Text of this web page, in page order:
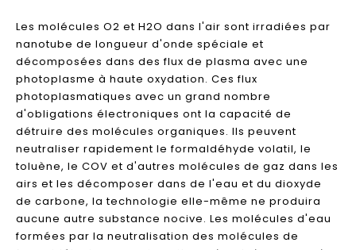
Les molécules O2 et H2O dans l'air sont irradiées par
nanotube de longueur d'onde spéciale et
décomposées dans des flux de plasma avec une
photoplasme à haute oxydation. Ces flux
photoplasmatiques avec un grand nombre
d'obligations électroniques ont la capacité de
détruire des molécules organiques. Ils peuvent
neutraliser rapidement le formaldéhyde volatil, le
toluène, le COV et d'autres molécules de gaz dans les
airs et les décomposer dans de l'eau et du dioxyde
de carbone, la technologie elle-même ne produira
aucune autre substance nocive. Les molécules d'eau
formées par la neutralisation des molécules de